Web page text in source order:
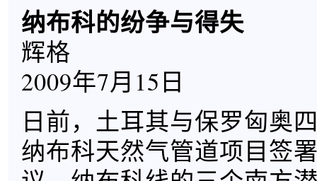
纳布科的纷争与得失
辉格
2009年7月15日
日前，土耳其与保罗匈奥
纳布科天然气管道项目签